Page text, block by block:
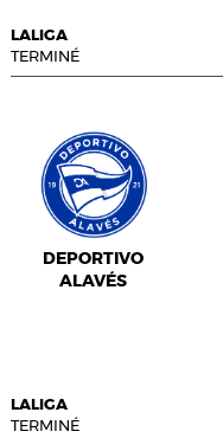
LALIGA
TERMINÉ
DEPORTIVO
ALAVÉS
LALIGA
TERMINÉ